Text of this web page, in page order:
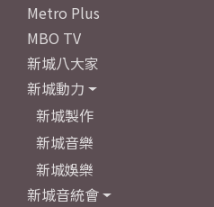
Metro Plus
MBO TV
新城八大家
新城動力
新城製作
新城音樂
新城娛樂
新城音統會